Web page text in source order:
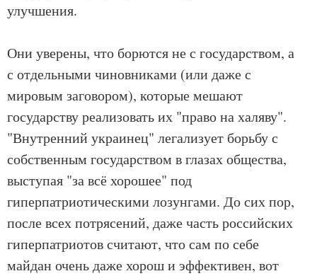
улучшения.
Они уверены, что борются не с государством, а
с отдельными чиновниками (или даже с
мировым заговором), которые мешают
государству реализовать их "право на халяву".
"Внутренний украинец" легализует борьбу с
собственным государством в глазах общества,
выступая "за всё хорошее" под
гиперпатриотическими лозунгами. До сих пор,
после всех потрясений, даже часть российских
гиперпатриотов считают, что сам по себе
майдан очень даже хорош и эффективен, вот